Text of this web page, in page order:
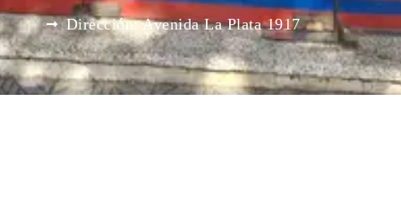
Dirección: Avenida La Plata 1917